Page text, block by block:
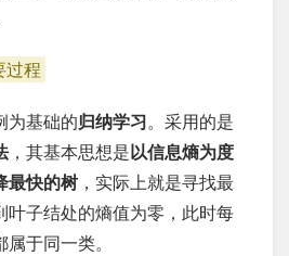
过程
为基础的归纳学习。采用的是
，其基本思想是以信息熵为度
最快的树 ，实际上就是寻找最
叶子结处的熵值为零，此时每
于同一类。